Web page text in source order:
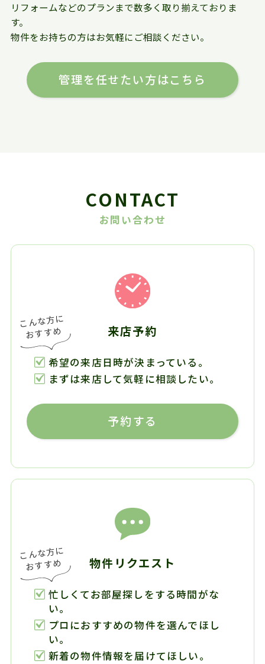
リフォームなどのプランまで数多く取り揃えておりま
す。
物件をお持ちの方はお気軽にご相談ください。
管理を任せたい方はこちら
CONTACT
お問い合わせ
来店予約
希望の来店日時が決まっている。
まずは来店して気軽に相談したい。
予約する
物件リクエスト
忙しくてお部屋探しをする時間がな
い。
プロにおすすめの物件を選んでほし
い。
新着の物件情報を届けてほしい。